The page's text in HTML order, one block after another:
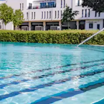
Forrige bilde